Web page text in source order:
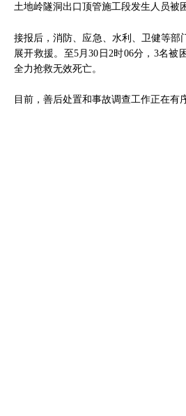
土地岭隧洞出口顶管施工段发生人员被
接报后，消防、应急、水利、卫健等部
展开救援。至5月30日2时06分，3名被
全力抢救无效死亡。
目前，善后处置和事故调查工作正在有